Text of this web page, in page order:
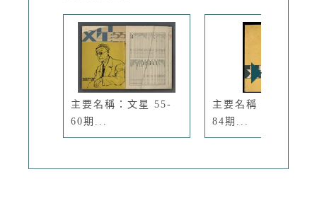
主要名稱：文星 55-
60期...
主要名稱：文星 79-
84期...